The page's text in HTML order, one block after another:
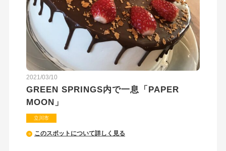
2021/03/10
GREEN SPRINGS内で一息「PAPER
MOON」
立川市
このスポットについて詳しく見る